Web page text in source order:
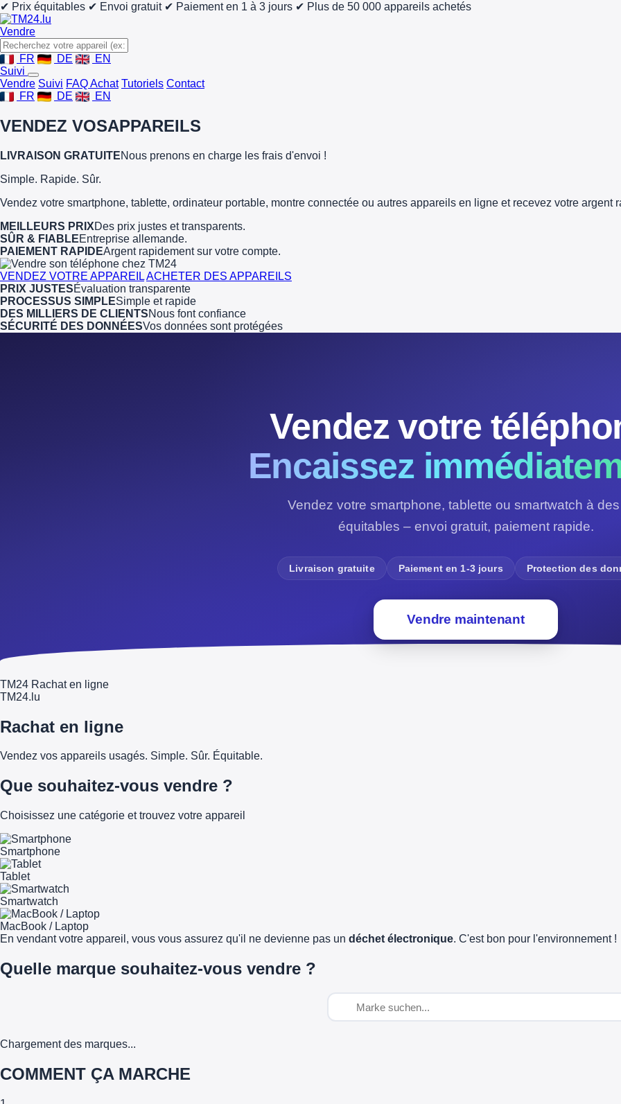
✔ Prix équitables ✔ Envoi gratuit ✔ Paiement en 1 à 3 jours ✔ Plus de 50 000 appareils achetés
Vendre
FR DE
EN
Suivi
Vendre Suivi FAQ Achat Tutoriels Contact
FR
DE EN
VENDEZ VOSAPPAREILS
LIVRAISON GRATUITENous prenons en charge les frais d'envoi !
Simple. Rapide. Sûr.
Vendez votre smartphone, tablette, ordinateur portable, montre connectée ou autres appareils en ligne et recevez votre argent
MEILLEURS PRIXDes prix justes et transparents.
SÛR & FIABLEEntreprise allemande.
PAIEMENT RAPIDEArgent rapidement sur votre compte.
VENDEZ VOTRE APPAREILACHETER DES APPAREILS
PRIX JUSTESÉvaluation transparente
PROCESSUS SIMPLESimple et rapide
DES MILLIERS DE CLIENTSNous font confiance
SÉCURITÉ DES DONNÉESVos données sont protégées
Vendez votre
Encaissez
Vendez votre smartphone, tablette ou smartwatch à
équitables – envoi gratuit, paiement rapide.
Livraison gratuite Paiement en 1-3 jours Protection des
Vendre maintenant
TM24 Rachat en ligne
TM24.lu
Rachat en ligne
Vendez vos appareils usagés. Simple. Sûr. Équitable.
Que souhaitez-vous vendre ?
Choisissez une catégorie et trouvez votre appareil
Smartphone
Tablet
Smartwatch
MacBook / Laptop
En vendant votre appareil, vous vous assurez qu'il ne devienne pas un déchet électronique. C'est bon pour l'environnement !
Quelle marque souhaitez-vous vendre ?
Chargement des marques...
COMMENT ÇA MARCHE